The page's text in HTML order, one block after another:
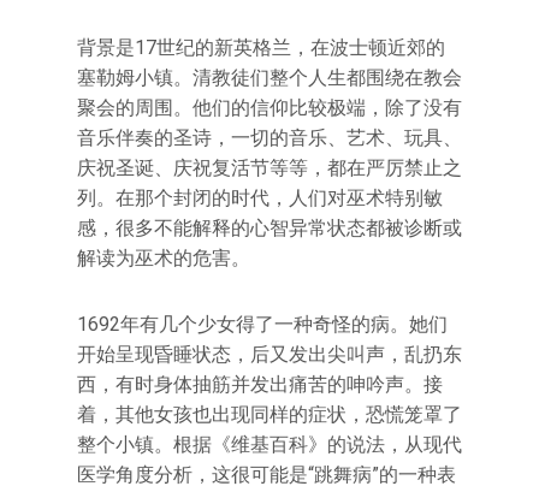
背景是17世纪的新英格兰，在波士顿近郊的
塞勒姆小镇。清教徒们整个人生都围绕在教会
聚会的周围。他们的信仰比较极端，除了没有
音乐伴奏的圣诗，一切的音乐、艺术、玩具、
庆祝圣诞、庆祝复活节等等，都在严厉禁止之
列。在那个封闭的时代，人们对巫术特别敏
感，很多不能解释的心智异常状态都被诊断或
解读为巫术的危害。
1692年有几个少女得了一种奇怪的病。她们
开始呈现昏睡状态，后又发出尖叫声，乱扔东
西，有时身体抽筋并发出痛苦的呻吟声。接
着，其他女孩也出现同样的症状，恐慌笼罩了
整个小镇。根据《维基百科》的说法，从现代
医学角度分析，这很可能是“跳舞病”的一种表